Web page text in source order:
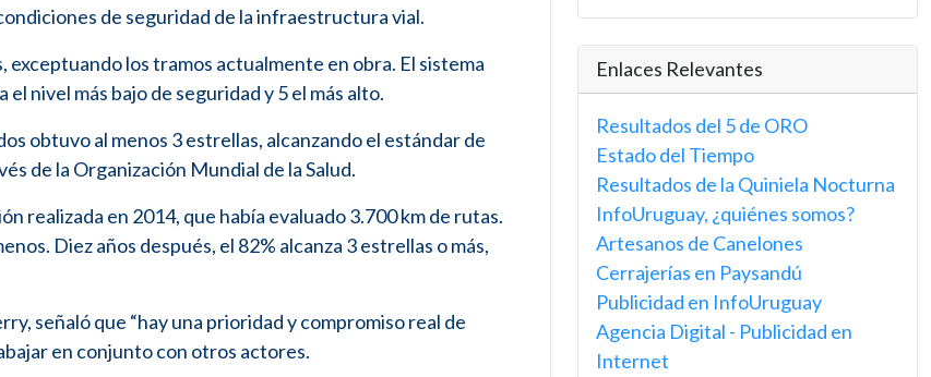
de seguridad de la infraestructura vial.
los tramos actualmente en obra. El sistema
nivel más bajo de seguridad y 5 el más alto.
obtuvo al menos 3 estrellas, alcanzando el estándar de
de la Organización Mundial de la Salud.
realizada en 2014, que había evaluado 3.700 km de rutas.
Diez años después, el 82% alcanza 3 estrellas o más,
señaló que “hay una prioridad y compromiso real de
en conjunto con otros actores.
Enlaces Relevantes
Resultados del 5 de ORO
Estado del Tiempo
Resultados de la Quiniela Nocturna
InfoUruguay, ¿quiénes somos?
Artesanos de Canelones
Cerrajerías en Paysandú
Publicidad en InfoUruguay
Agencia Digital - Publicidad en
Internet